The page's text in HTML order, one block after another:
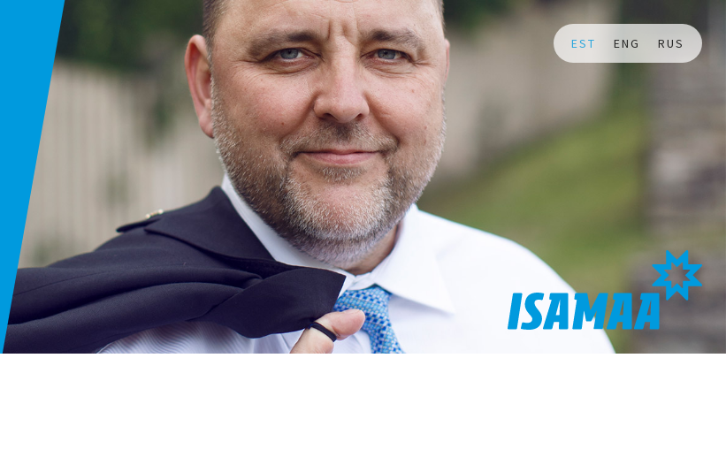
EST ENG RUS